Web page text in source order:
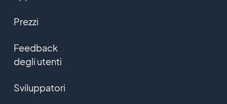
Prezzi
Feedback
degli utenti
Sviluppatori